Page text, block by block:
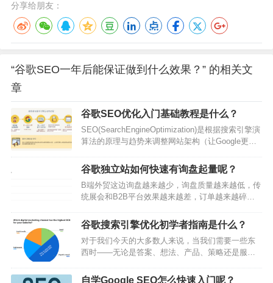
分享给朋友：
“谷歌SEO一年后能保证做到什么效果？” 的相关文
章
谷歌SEO优化入门基础教程是什么？
SEO(SearchEngineOptimization)是根据搜索引擎演
算法的原理与趋势来调整网站架构（让Google更容
意图），以提升网站在搜索引擎自然搜索结果排
名，进一步获取长期免费自然搜索流量的网络行销
手法。SEO是什么？认识SEO优化对于新手而言，
前面提到的几个名词也许是比较陌生的，我们进一
步来说明这些SEO操作领域的重要名词：A、搜索引
擎英文…
谷歌独立站如何快速有询盘起量呢？
B端外贸这边询盘越来越少，询盘质量越来越低，传
统展会和B2B平台效果越来越差，订单越来越碎片
希望独立站能补齐一条腿，而独立站这个赛道对流
量的运营要求更高，时至今日，爆品路线已无法走
通，垂直站起量慢，投流广告是新站最快最直接见
效的引流方式。而现在投流成本也越来越高，直接
ROI越来越低。大家都在想如何寻找新的增长点？平
哥SEO团队看来，打破僵局的唯一可能，只…
谷歌搜索引擎优化初学者指南是什么？
对于我们今天的大多数人来说，当我们需要一些东
西时——无论是答案、想法、产品、策略还是服务
有35亿次搜索。因此，正如搜索引擎在我们的生活
自学Google SEO怎么快速入门呢？